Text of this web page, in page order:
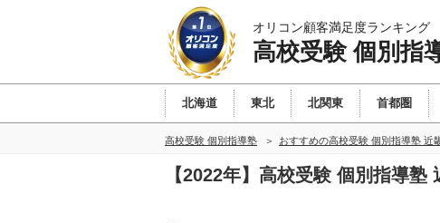
オリコン顧客満足度ランキング
高校受験 個別指
北海道 東北 北関東 首都圏
高校受験 個別指導塾 おすすめの高校受験 個別指導塾 近
【2022年】高校受験 個別指導